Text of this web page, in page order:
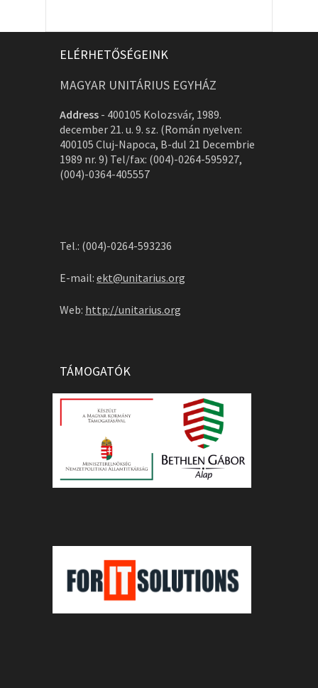
ELÉRHETŐSÉGEINK
MAGYAR UNITÁRIUS EGYHÁZ
Address - 400105 Kolozsvár, 1989.
december 21. u. 9. sz. (Román nyelven:
400105 Cluj-Napoca, B-dul 21 Decembrie
1989 nr. 9) Tel/fax: (004)-0264-595927,
(004)-0364-405557
Tel.: (004)-0264-593236
E-mail: ekt@unitarius.org
Web: http://unitarius.org
TÁMOGATÓK